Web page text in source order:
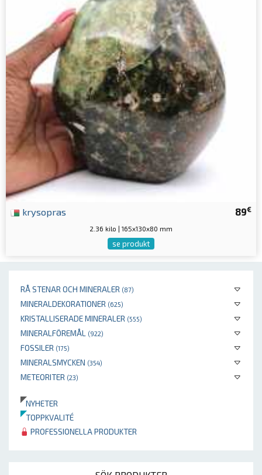
RÅ STENAR OCH MINERALER (87)
MINERALDEKORATIONER (625)
KRISTALLISERADE MINERALER (555)
MINERALFÖREMÅL (922)
FOSSILER (175)
MINERALSMYCKEN (354)
METEORITER (23)
NYHETER
TOPPKVALITÉ
PROFESSIONELLA PRODUKTER
89€
krysopras
2.36 kilo | 165x130x80 mm
se produkt